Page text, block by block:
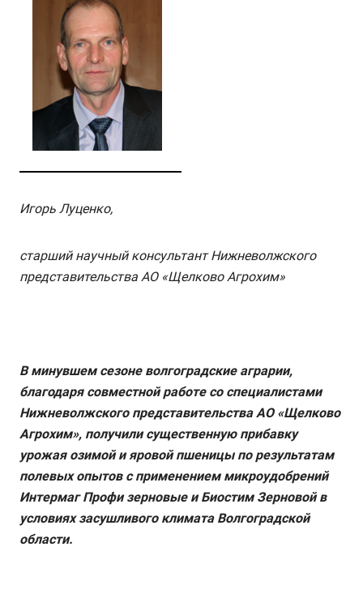
Игорь Луценко,
старший научный консультант Нижневолжского
представительства АО «Щелково Агрохим»
В минувшем сезоне волгоградские аграрии,
благодаря совместной работе со специалистами
Нижневолжского представительства АО «Щелково
Агрохим», получили существенную прибавку
урожая озимой и яровой пшеницы по результатам
полевых опытов с применением микроудобрений
Интермаг Профи зерновые и Биостим Зерновой в
условиях засушливого климата Волгоградской
области.